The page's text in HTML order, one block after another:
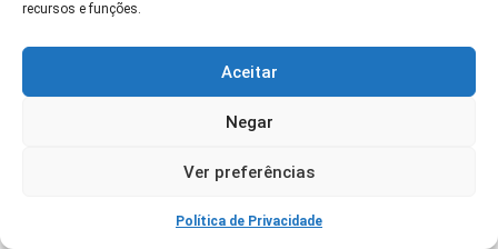
recursos e funções.
Aceitar
Negar
Ver preferências
Política de Privacidade
indesejadas e perda de valor nutritivo.
Que Análises Laboratoriais São
Necessárias Antes de Uso em Larga
Recomenda-se analisar proteína bruta, perfil de
Verificação de micotoxinas e identificação de